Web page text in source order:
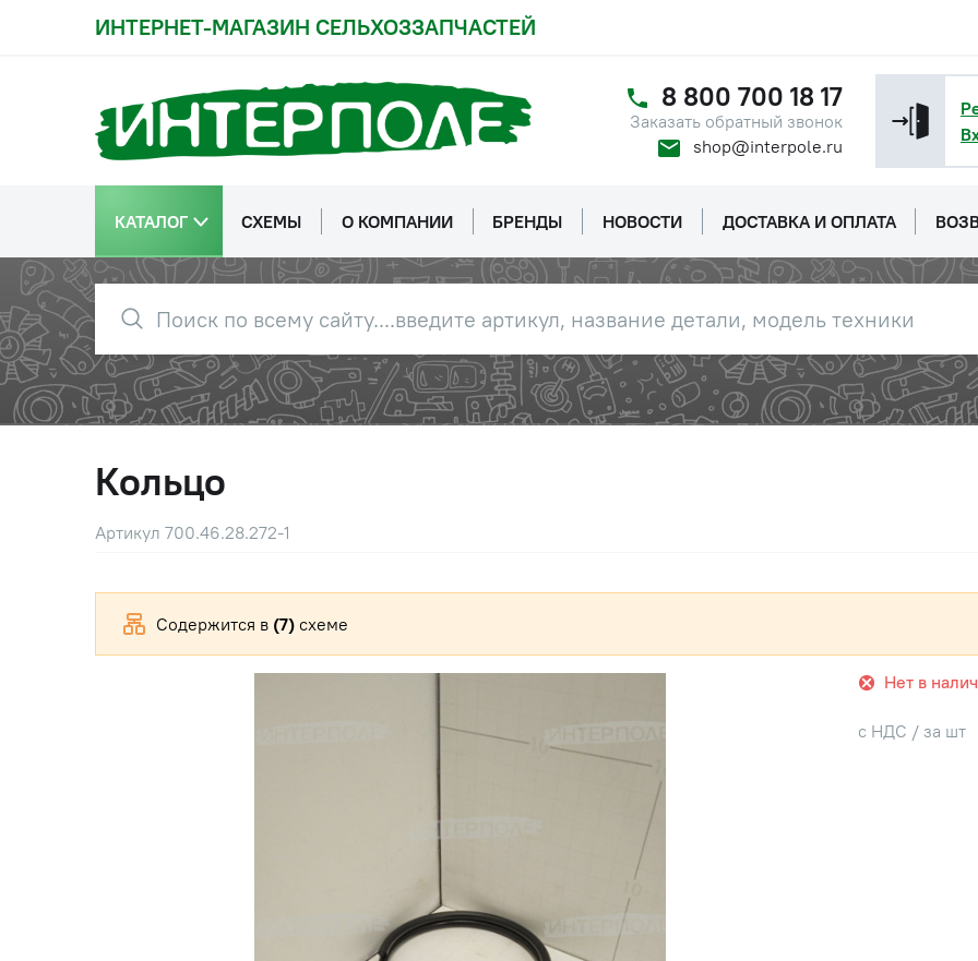
ИНТЕРНЕТ-МАГАЗИН СЕЛЬХОЗЗАПЧАСТЕЙ
8 800 700 18 17
Заказать обратный звонок
shop@interpole.ru
КАТАЛОГ СХЕМЫ О КОМПАНИИ БРЕНДЫ НОВОСТИ ДОСТАВКА И ОПЛАТА
Кольцо
Артикул 700.46.28.272-1
Нет в
с НДС / за шт
Содержится в (7) схеме